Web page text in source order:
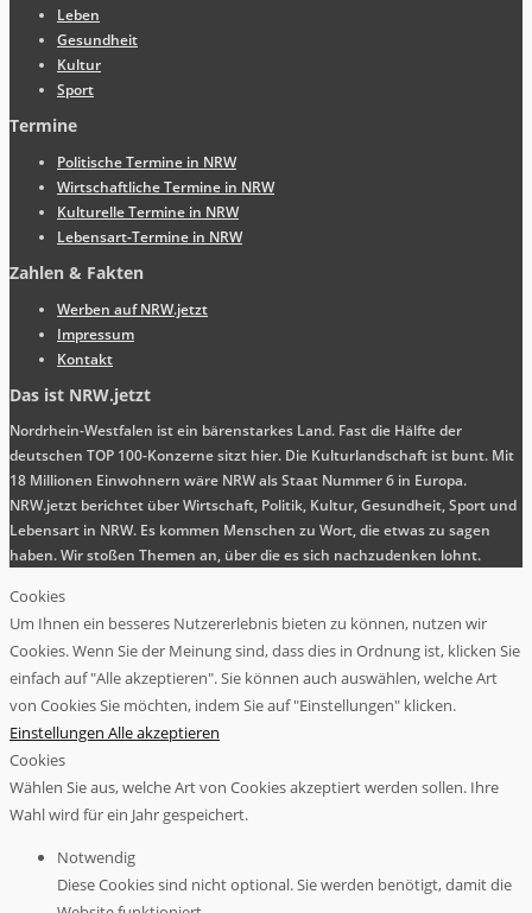
Leben
Gesundheit
Kultur
Sport
Termine
Politische Termine in NRW
Wirtschaftliche Termine in NRW
Kulturelle Termine in NRW
Lebensart-Termine in NRW
Zahlen & Fakten
Werben auf NRW.jetzt
Impressum
Kontakt
Das ist NRW.jetzt
Nordrhein-Westfalen ist ein bärenstarkes Land. Fast die Hälfte der
deutschen TOP 100-Konzerne sitzt hier. Die Kulturlandschaft ist bunt. Mit
18 Millionen Einwohnern wäre NRW als Staat Nummer 6 in Europa.
NRW.jetzt berichtet über Wirtschaft, Politik, Kultur, Gesundheit, Sport und
Lebensart in NRW. Es kommen Menschen zu Wort, die etwas zu sagen
haben. Wir stoßen Themen an, über die es sich nachzudenken lohnt.
Cookies
Um Ihnen ein besseres Nutzererlebnis bieten zu können, nutzen wir
Cookies. Wenn Sie der Meinung sind, dass dies in Ordnung ist, klicken Sie
einfach auf "Alle akzeptieren". Sie können auch auswählen, welche Art
von Cookies Sie möchten, indem Sie auf "Einstellungen" klicken.
Einstellungen Alle akzeptieren
Cookies
Wählen Sie aus, welche Art von Cookies akzeptiert werden sollen. Ihre
Wahl wird für ein Jahr gespeichert.
Notwendig
Diese Cookies sind nicht optional. Sie werden benötigt, damit die